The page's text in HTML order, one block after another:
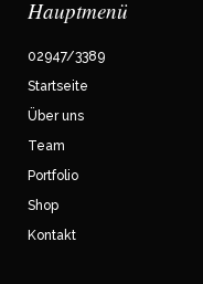
Hauptmenü
02947/3389
Startseite
Über uns
Team
Portfolio
Shop
Kontakt